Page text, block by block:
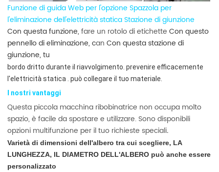
Funzione di guida Web per l'opzione Spazzola per
l'eliminazione dell'elettricità staticaStazione di giunzione
Con questa funzione, fare un rotolo di etichette Con questo
pennello di eliminazione, can Con questa stazione di
giunzione, tu
bordo dritto durante il riavvolgimento. prevenire efficacemente
l'elettricità statica . può collegare il tuo materiale.
I nostri vantaggi
Questa piccola macchina ribobinatrice non occupa molto
spazio, è facile da spostare e utilizzare. Sono disponibili
opzioni multifunzione per il tuo richieste speciali.
Varietà di dimensioni dell'albero tra cui scegliere, LA
LUNGHEZZA, IL DIAMETRO DELL'ALBERO può anche essere
personalizzato